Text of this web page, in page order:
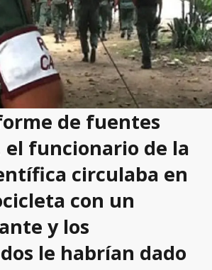
de fuentes
funcionario de la
circulaba en
con un
y los
le habrían dado